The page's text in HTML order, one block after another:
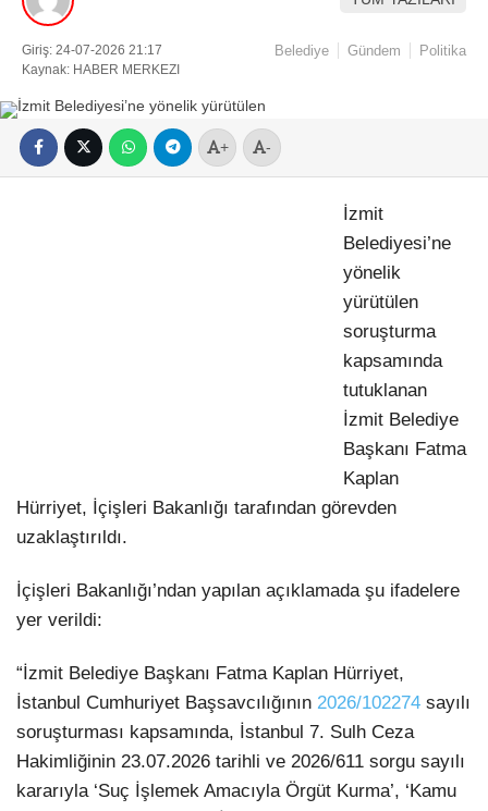
Giriş: 24-07-2026 21:17
Kaynak: HABER MERKEZI
Belediye Gündem Politika
+ -
İzmit
Belediyesi’ne
yönelik
yürütülen
soruşturma
kapsamında
tutuklanan
İzmit Belediye
Başkanı Fatma
Kaplan
Hürriyet, İçişleri Bakanlığı tarafından görevden
uzaklaştırıldı.
İçişleri Bakanlığı’ndan yapılan açıklamada şu ifadelere
yer verildi:
“İzmit Belediye Başkanı Fatma Kaplan Hürriyet,
İstanbul Cumhuriyet Başsavcılığının 2026/102274 sayılı
soruşturması kapsamında, İstanbul 7. Sulh Ceza
Hakimliğinin 23.07.2026 tarihli ve 2026/611 sorgu sayılı
kararıyla ‘Suç İşlemek Amacıyla Örgüt Kurma’, ‘Kamu